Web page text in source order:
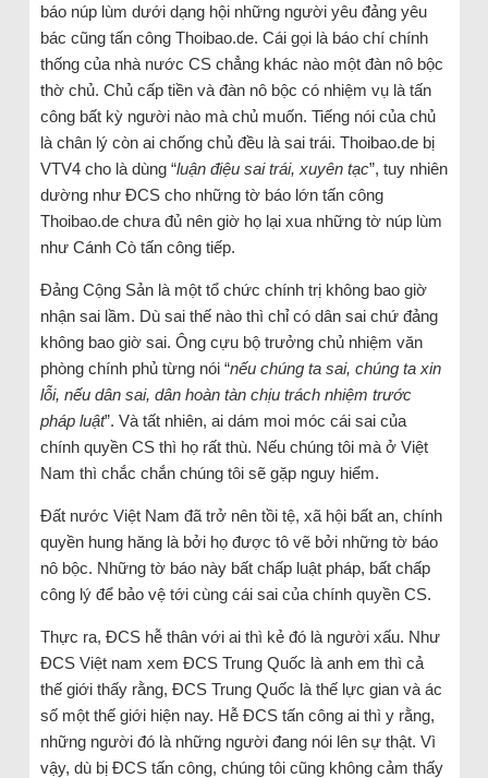
báo núp lùm dưới dạng hội những người yêu đảng yêu
bác cũng tấn công Thoibao.de. Cái gọi là báo chí chính
thống của nhà nước CS chẳng khác nào một đàn nô bộc
thờ chủ. Chủ cấp tiền và đàn nô bộc có nhiệm vụ là tấn
công bất kỳ người nào mà chủ muốn. Tiếng nói của chủ
là chân lý còn ai chống chủ đều là sai trái. Thoibao.de bị
VTV4 cho là dùng “luận điệu sai trái, xuyên tạc”, tuy nhiên
dường như ĐCS cho những tờ báo lớn tấn công
Thoibao.de chưa đủ nên giờ họ lại xua những tờ núp lùm
như Cánh Cò tấn công tiếp.
Đảng Cộng Sản là một tổ chức chính trị không bao giờ
nhận sai lầm. Dù sai thế nào thì chỉ có dân sai chứ đảng
không bao giờ sai. Ông cựu bộ trưởng chủ nhiệm văn
phòng chính phủ từng nói “nếu chúng ta sai, chúng ta xin
lỗi, nếu dân sai, dân hoàn tàn chịu trách nhiệm trước
pháp luật”. Và tất nhiên, ai dám moi móc cái sai của
chính quyền CS thì họ rất thù. Nếu chúng tôi mà ở Việt
Nam thì chắc chắn chúng tôi sẽ gặp nguy hiểm.
Đất nước Việt Nam đã trở nên tồi tệ, xã hội bất an, chính
quyền hung hăng là bởi họ được tô vẽ bởi những tờ báo
nô bộc. Những tờ báo này bất chấp luật pháp, bất chấp
công lý để bảo vệ tới cùng cái sai của chính quyền CS.
Thực ra, ĐCS hễ thân với ai thì kẻ đó là người xấu. Như
ĐCS Việt nam xem ĐCS Trung Quốc là anh em thì cả
thế giới thấy rằng, ĐCS Trung Quốc là thế lực gian và ác
số một thế giới hiện nay. Hễ ĐCS tấn công ai thì y rằng,
những người đó là những người đang nói lên sự thật. Vì
vậy, dù bị ĐCS tấn công, chúng tôi cũng không cảm thấy